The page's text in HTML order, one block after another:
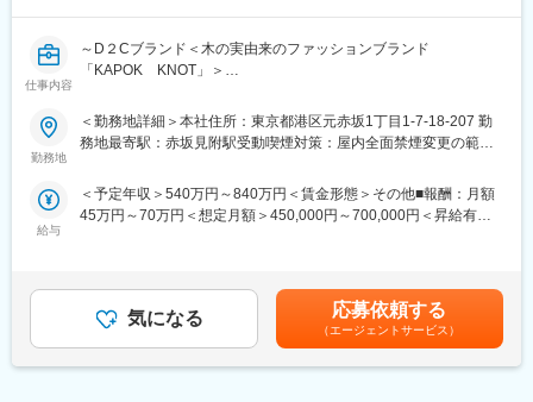
■企業の特徴
同社は、NTTグループのパートナー企業として空調・衛生・電
年に東京証券取引所プライム市場に上場いたしました。特にデー
タセンターやリニューアル工事において高い評価を得ており、省
ます。社員の成長と働きやすい環境づくりにも力を入れており、
長期的なキャリア形成が可能です。
■当社の特徴：
14.7年を誇ります。
・当社の取り扱う鋼材は、自動車などの部品・リニアモーターカ
身近な製品に使われており、なくてはならないものに携われま
す。特に、自動車に関していえば、総重量の約20％をしめてい
として、自動車の耐久性、安全性の向上に大きく貢献していま
す。
ていく専門商社です。
◇大正13年創業、一度も赤字を出したことのない安定基盤を持つ
仕事内容
～D２Cブランド＜木の実由来のファッションブランド
「KAPOK KNOT」＞
◎スタートアップならではの裁量と、事業スケールフェーズの面
白さを感じられるポジションです。
■業務内容：
サスティナブルブランド『KAPOK KNOT』のCOO（最高執行責
ブランドとして運営しています。
ミッションは「世界中にサスティナブルで機能的な素材を届け
る」ことです
勤務地
＜勤務地詳細＞本社住所：東京都港区元赤坂1丁目1-7-18-207 勤
務地最寄駅：赤坂見附駅受動喫煙対策：屋内全面禁煙変更の範
給与
＜予定年収＞540万円～840万円＜賃金形態＞その他■報酬：月額
45万円～70万円＜想定月額＞450,000円～700,000円＜昇給有無
固定手当を含めた表記です。
気になる 応募依頼する
（エージェントサービス）